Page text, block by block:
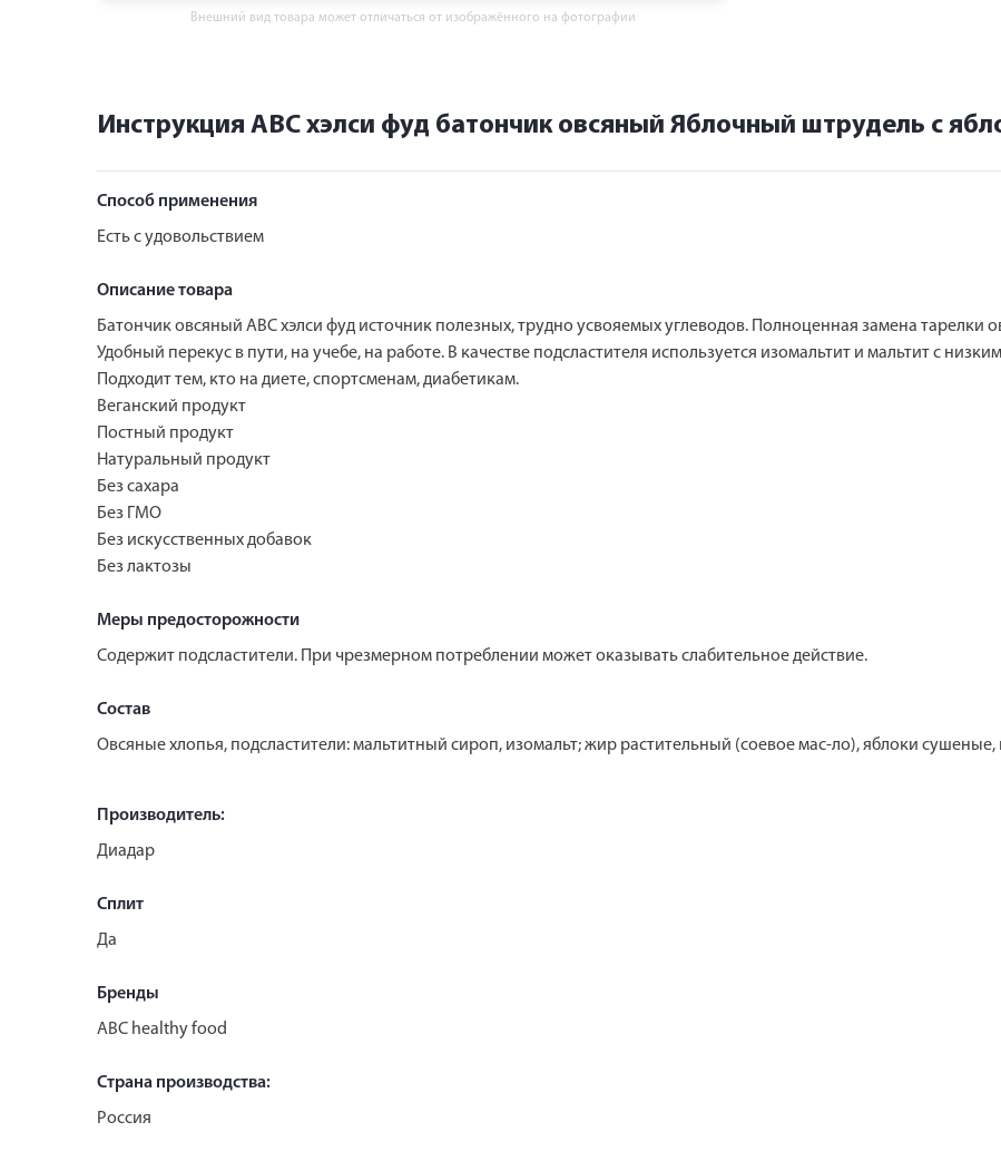
Внешний вид товара может отличаться от изображённого на фотографии
Инструкция АВС хэлси фуд батончик овсяный Яблочный штрудель с
Способ применения
Есть с удовольствием
Описание товара
Батончик овсяный АВС хэлси фуд источник полезных, трудно усвояемых углеводов. Полноценная замена тарелки
Удобный перекус в пути, на учебе, на работе. В качестве подсластителя используется изомальтит и мальтит с
Подходит тем, кто на диете, спортсменам, диабетикам.
Веганский продукт
Постный продукт
Натуральный продукт
Без сахара
Без ГМО
Без искусственных добавок
Без лактозы
Меры предосторожности
Содержит подсластители. При чрезмерном потреблении может оказывать слабительное действие.
Состав
Овсяные хлопья, подсластители: мальтитный сироп, изомальт; жир растительный (соевое мас-ло), яблоки
Производитель:
Диадар
Сплит
Да
Бренды
ABC healthy food
Страна производства:
Россия